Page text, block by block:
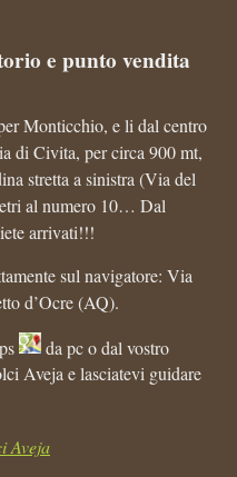
e punto vendita
Monticchio, e li dal centro
di Civita, per circa 900 mt,
stretta a sinistra (Via del
al numero 10… Dal
arrivati!!!
sul navigatore: Via
d’Ocre (AQ).
da pc o dal vostro
Aveja e lasciatevi guidare
Aveja